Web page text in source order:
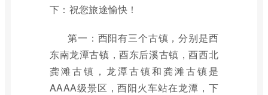
下：祝您旅途愉快！
第一：酉阳有三个古镇，分别是酉
东南龙潭古镇，酉东后溪古镇，酉西北
龚滩古镇，龙潭古镇和龚滩古镇是
AAAA级景区，酉阳火车站在龙潭，下